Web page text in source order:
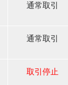
通常取引
通常取引
取引停止